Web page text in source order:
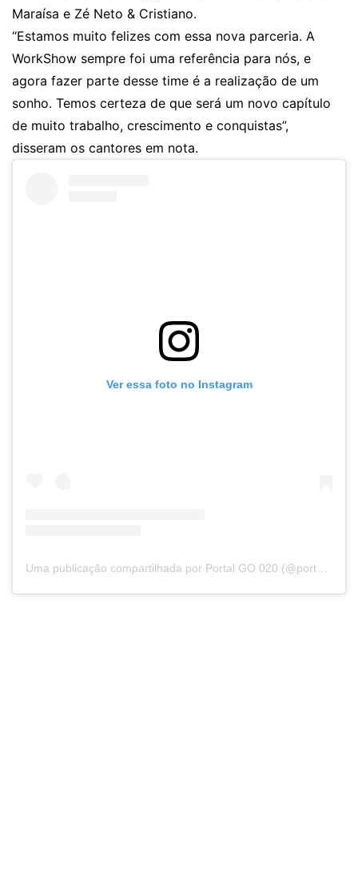
Maraísa e Zé Neto & Cristiano.
“Estamos muito felizes com essa nova parceria. A
WorkShow sempre foi uma referência para nós, e
agora fazer parte desse time é a realização de um
sonho. Temos certeza de que será um novo capítulo
de muito trabalho, crescimento e conquistas”,
disseram os cantores em nota.
Ver essa foto no Instagram
Uma publicação compartilhada por Portal GO 020 (@portalgo020)